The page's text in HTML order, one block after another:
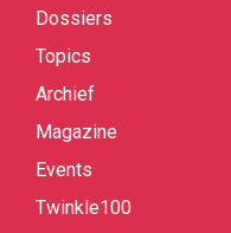
Dossiers
Topics
Archief
Magazine
Events
Twinkle100